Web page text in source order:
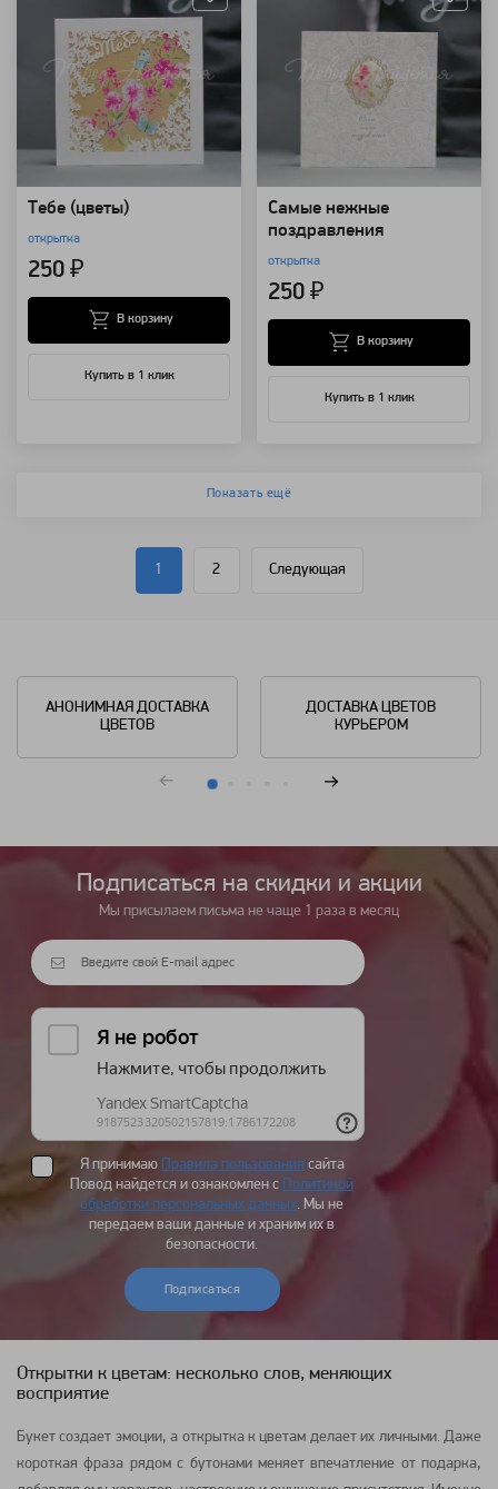
Тебе (цветы)
открытка
250 ₽
Купить в 1 клик
В корзину
Самые нежные
поздравления
открытка
250 ₽
Купить в 1 клик
В корзину
Показать ещё
1 2 Следующая
АНОНИМНАЯ ДОСТАВКА
ЦВЕТОВ
ДОСТАВКА ЦВЕТОВ
КУРЬЕРОМ
Подписаться на cкидки и акции
Мы присылаем письма не чаще 1 раза в месяц
Я принимаю Правила пользования сайта
Повод найдется и ознакомлен с Политикой
обработки персональных данных. Мы не
передаем ваши данные и храним их в
безопасности.
Подписаться
Открытки к цветам: несколько слов, меняющих
восприятие
Букет создает эмоции, а открытка к цветам делает их личными. Даже
короткая фраза рядом с бутонами меняет впечатление от подарка,